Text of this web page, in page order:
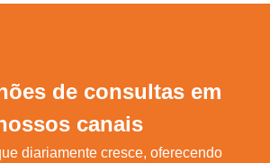
de consultas em
canais
diariamente cresce, oferecendo